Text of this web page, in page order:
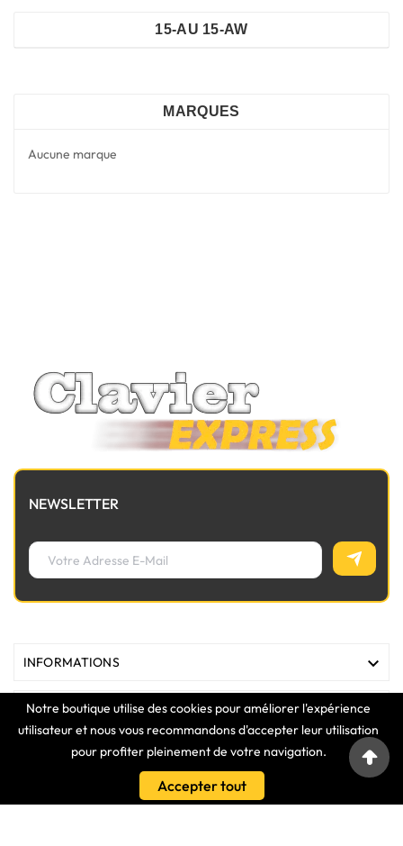
Notre boutique utilise des cookies pour améliorer l'expérience
utilisateur et nous vous recommandons d'accepter leur utilisation
pour profiter pleinement de votre navigation.
Accepter tout
15-AU 15-AW
MARQUES
Aucune marque
NEWSLETTER
INFORMATIONS 
MAGASIN 

VOTRE COMPTE 